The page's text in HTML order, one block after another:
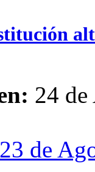
24
de